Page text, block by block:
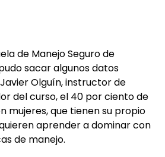
de Manejo Seguro de
sacar algunos datos
Olguín, instructor de
del curso, el 40 por ciento de
mujeres, que tienen su propio
aprender a dominar con
de manejo.